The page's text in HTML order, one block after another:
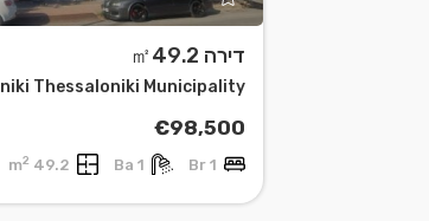
דירה ㎡49.2
€98,500
1 Br
1 Ba
49.2 m
2